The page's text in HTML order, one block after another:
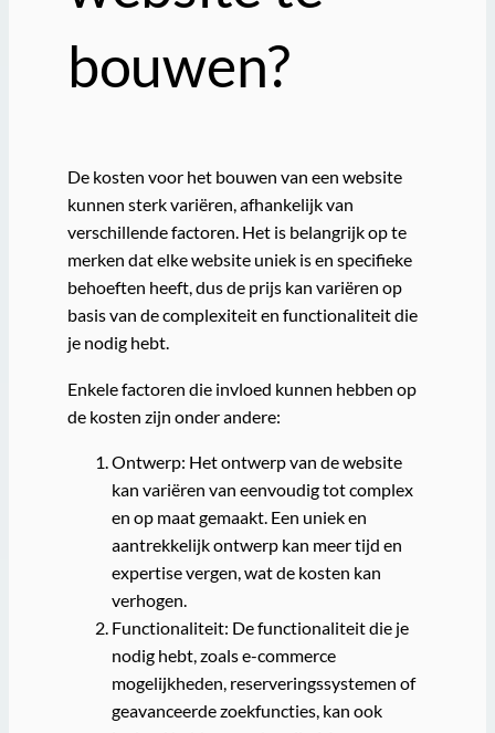
bouwen?
De kosten voor het bouwen van een website
kunnen sterk variëren, afhankelijk van
verschillende factoren. Het is belangrijk op te
merken dat elke website uniek is en specifieke
behoeften heeft, dus de prijs kan variëren op
basis van de complexiteit en functionaliteit die
je nodig hebt.
Enkele factoren die invloed kunnen hebben op
de kosten zijn onder andere:
Ontwerp: Het ontwerp van de website
kan variëren van eenvoudig tot complex
en op maat gemaakt. Een uniek en
aantrekkelijk ontwerp kan meer tijd en
expertise vergen, wat de kosten kan
verhogen.
Functionaliteit: De functionaliteit die je
nodig hebt, zoals e-commerce
mogelijkheden, reserveringssystemen of
geavanceerde zoekfuncties, kan ook